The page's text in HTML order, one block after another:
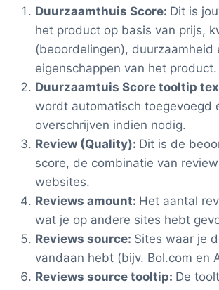
Duurzaamthuis Score: Dit is
het product op basis van prijs,
(beoordelingen), duurzaamheid
eigenschappen van het product.
Duurzaamtuis Score tooltip
wordt automatisch toegevoegd
overschrijven indien nodig.
Review (Quality): Dit is de
score, de combinatie van
websites.
Reviews amount: Het aantal
wat je op andere sites hebt
Reviews source: Sites waar je
vandaan hebt (bijv. Bol.com en
Reviews source tooltip: De